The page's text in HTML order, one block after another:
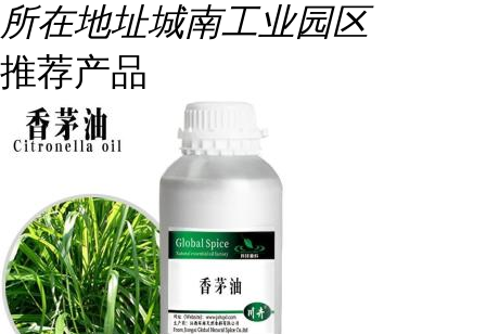
所在地址城南工业园区
推荐产品